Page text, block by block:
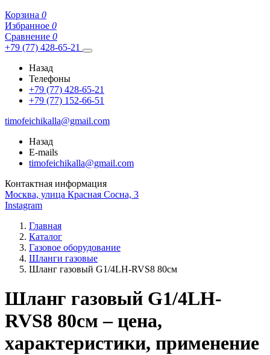
Корзина 0
Избранное 0
Сравнение 0
+79 (77) 428-65-21
Назад
Телефоны
+79 (77) 428-65-21
+79 (77) 152-66-51
timofeichikalla@gmail.com
Назад
E-mails
timofeichikalla@gmail.com
Контактная информация
Москва, улица Красная Сосна, 3
Instagram
Главная
Каталог
Газовое оборудование
Шланги газовые
Шланг газовый G1/4LH-RVS8 80см
Шланг газовый G1/4LH-
RVS8 80см – цена,
характеристики, применение